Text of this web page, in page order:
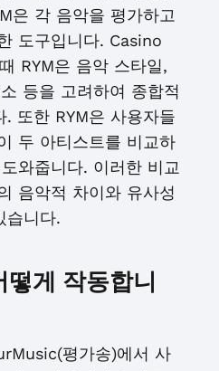
은 각 음악을 평가하고
도구입니다. Casino
RYM은 음악 스타일,
등을 고려하여 종합적
. 또한 RYM은 사용자들
두 아티스트를 비교하
와줍니다. 이러한 비교
음악적 차이와 유사성
습니다.
게 작동합니
평가송)에서 사